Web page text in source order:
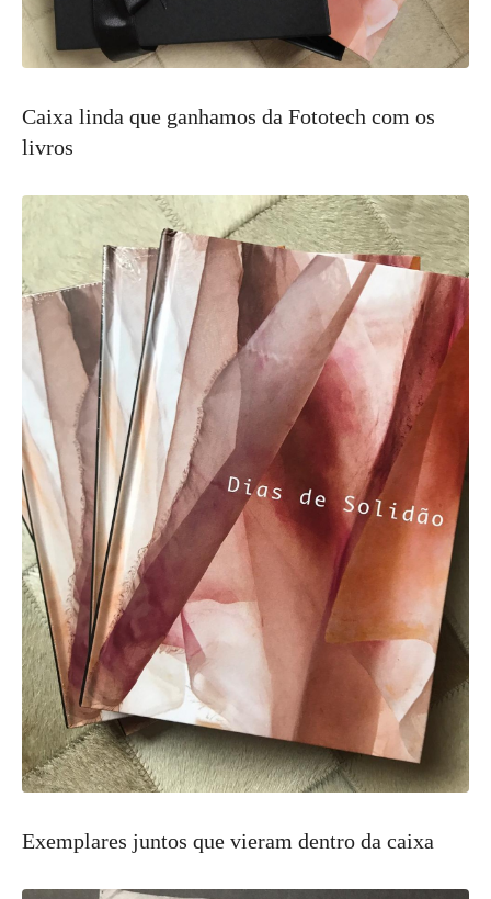
Caixa linda que ganhamos da Fototech com os
livros
Exemplares juntos que vieram dentro da caixa